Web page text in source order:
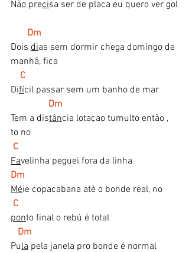
Não precisa ser de placa eu quero ver gol
Dm
Dois dias sem dormir chega domingo de
manhã, fica
C
Difícil passar sem um banho de mar
Dm
Tem a distância lotaçao tumulto então ,
to no
C
Favelinha peguei fora da linha
Dm
Méie copacabana até o bonde real, no
C
ponto final o rebú é total
Dm
Pula pela janela pro bonde é normal